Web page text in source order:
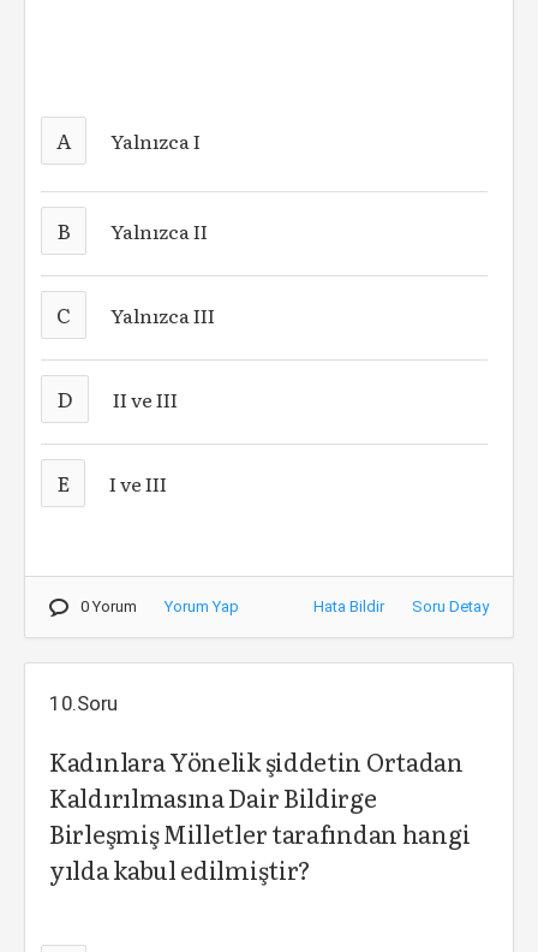
A Yalnızca I
B Yalnızca II
C Yalnızca III
D II ve III
E I ve III
0 Yorum Yorum Yap Hata Bildir Soru Detay
10.Soru
Kadınlara Yönelik şiddetin Ortadan
Kaldırılmasına Dair Bildirge
Birleşmiş Milletler tarafından hangi
yılda kabul edilmiştir?